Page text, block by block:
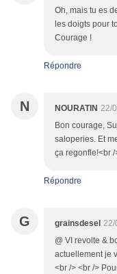
Oh, mais tu es
les doigts pour
Courage !
Répondre
N NOURATIN 22/
Bon courage,
saloperies. Et
ça regonfle!<br
Répondre
G grainsdesel 22/
@ VI revolte &
actuellement je
<br /> <br />